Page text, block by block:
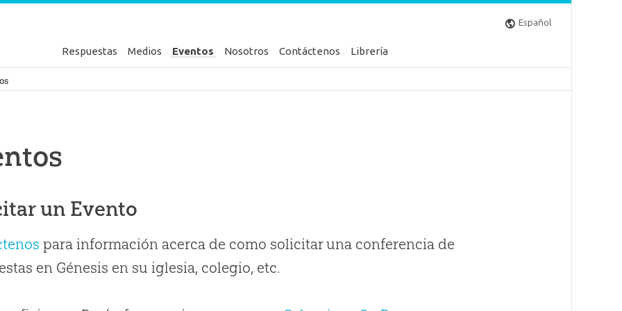
Español
Respuestas Medios Eventos Nosotros Contáctenos Librería
Génesis
un Evento
para información acerca de como solicitar una conferencia de
en Génesis en su iglesia, colegio, etc.